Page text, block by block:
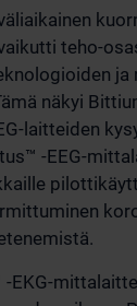
teho-
ja
näkyi
laitteiden
-EEG-
EKG-